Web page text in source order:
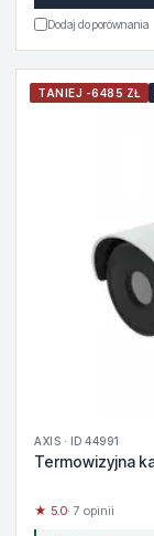
Dodaj do porównania
TANIEJ -6485 ZŁ
AXIS · ID 44991
Termowizyjna
★ 5.0· 7 opinii